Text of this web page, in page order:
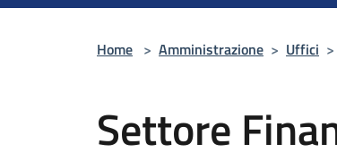
Home > Amministrazione > Uffici >
Settore